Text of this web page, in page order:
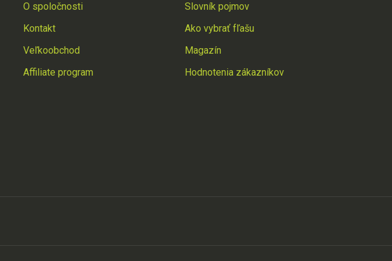
O spoločnosti
Kontakt
Veľkoobchod
Affiliate program
Slovník pojmov
Ako vybrať fľašu
Magazín
Hodnotenia zákazníkov